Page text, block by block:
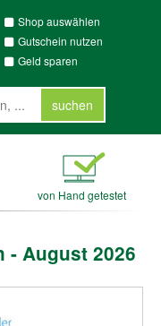
Shop auswählen
Gutschein nutzen
Geld sparen
suchen
von Hand getestet
- August 2026